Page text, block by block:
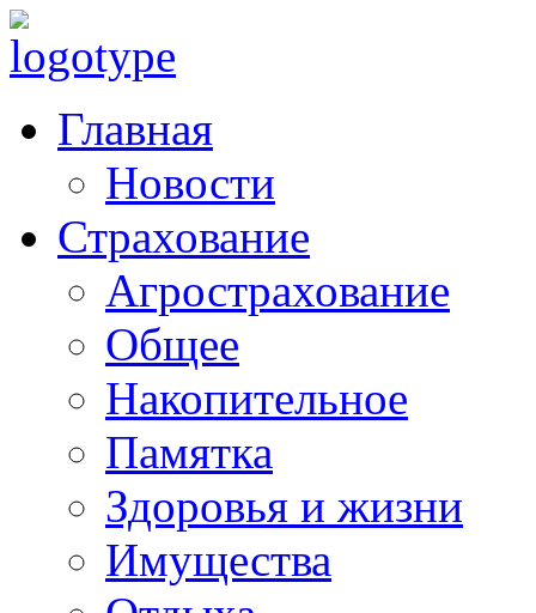
Главная
Новости
Страхование
Агрострахование
Общее
Накопительное
Памятка
Здоровья и жизни
Имущества